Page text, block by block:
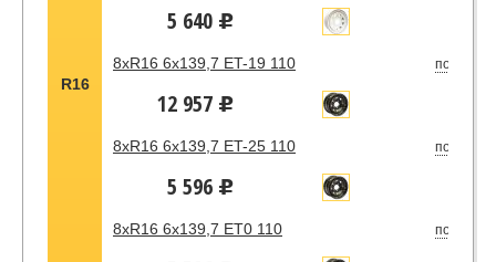
R16
5 640 u
8xR16 6x139,7 ET-19 110 под
12 957 u
8xR16 6x139,7 ET-25 110 под
5 596 u
8xR16 6x139,7 ET0 110 под